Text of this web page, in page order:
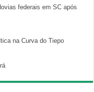
federais em SC após
na Curva do Tiepo